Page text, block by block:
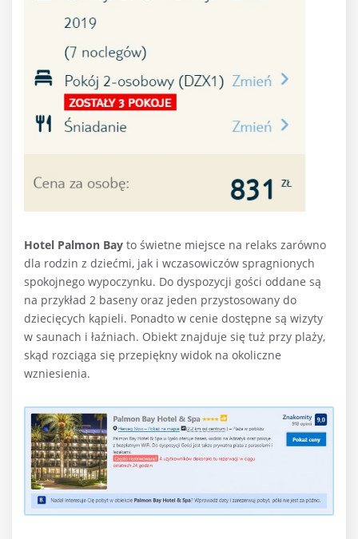
Hotel Palmon Bay to świetne miejsce na relaks zarówno
dla rodzin z dziećmi, jak i wczasowiczów spragnionych
spokojnego wypoczynku. Do dyspozycji gości oddane są
na przykład 2 baseny oraz jeden przystosowany do
dziecięcych kąpieli. Ponadto w cenie dostępne są wizyty
w saunach i łaźniach. Obiekt znajduje się tuż przy plaży,
skąd rozciąga się przepiękny widok na okoliczne
wzniesienia.